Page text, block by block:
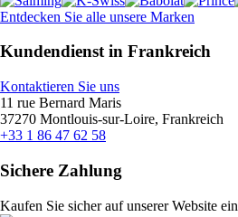
Entdecken Sie alle unsere Marken
Kundendienst in Frankreich
Kontaktieren Sie uns
11 rue Bernard Maris
37270 Montlouis-sur-Loire, Frankreich
+33 1 86 47 62 58
Sichere Zahlung
Kaufen Sie sicher auf unserer Website ein